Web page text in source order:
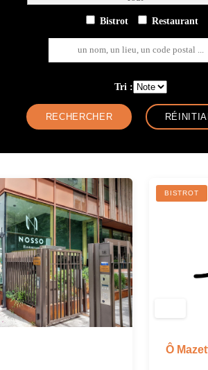
Bistrot Restaurant
un nom, un lieu, un code postal ...
Tri :
BISTROT
Ô